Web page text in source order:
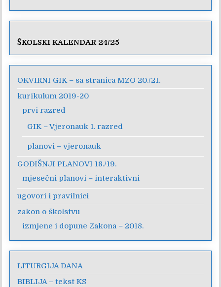
ŠKOLSKI KALENDAR 24/25
OKVIRNI GIK – sa stranica MZO 20./21.
kurikulum 2019-20
prvi razred
GIK – Vjeronauk 1. razred
planovi – vjeronauk
GODIŠNJI PLANOVI 18./19.
mjesečni planovi – interaktivni
ugovori i pravilnici
zakon o školstvu
izmjene i dopune Zakona – 2018.
LITURGIJA DANA
BIBLIJA – tekst KS